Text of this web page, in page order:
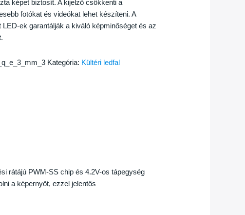
képet biztosít. A kijelző csökkenti a
fotókat és videókat lehet készíteni. A
LED-ek garantálják a kiváló képminőséget és az
Kategória: Kültéri ledfal
rátájú PWM-SS chip és 4.2V-os tápegység
a képernyőt, ezzel jelentős